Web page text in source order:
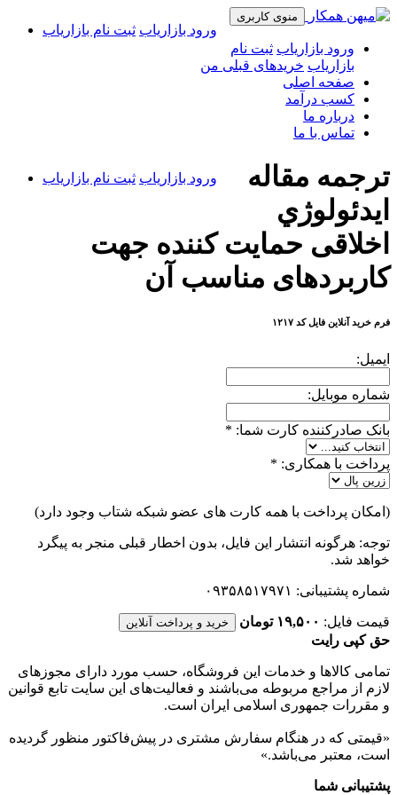
منوی کاربری
ورود بازاریاب ثبت نام بازاریاب
ورود بازاریاب ثبت نام
بازاریاب خریدهای قبلی من
صفحه اصلی
کسب درآمد
درباره ما
تماس با ما
ورود بازاریاب ثبت نام بازاریاب
ترجمه مقاله
ايدئولوژي
اخلاقی حمایت کننده جهت
کاربردهای مناسب آن
فرم خرید آنلاین فایل کد ۱۲۱۷
ایمیل:
شماره موبایل:
بانک صادرکننده کارت شما: *
پرداخت با همکاری: *
(امکان پرداخت با همه کارت های عضو شبکه شتاب وجود دارد)
توجه: هرگونه انتشار این فایل، بدون اخطار قبلی منجر به پیگرد
خواهد شد.
شماره پشتیبانی: ۰۹۳۵۸۵۱۷۹۷۱
قیمت فایل: ۱۹,۵۰۰ تومان خرید و پرداخت آنلاین
حق کپی رایت
تمامی كالاها و خدمات اين فروشگاه، حسب مورد دارای مجوزهای
لازم از مراجع مربوطه می‌باشند و فعاليت‌های اين سايت تابع قوانين
و مقررات جمهوری اسلامی ايران است.
«قیمتی که در هنگام سفارش مشتری در پیش‌­فاکتور منظور گرديده
است، معتبر می‌باشد.»
پشتیبانی شما